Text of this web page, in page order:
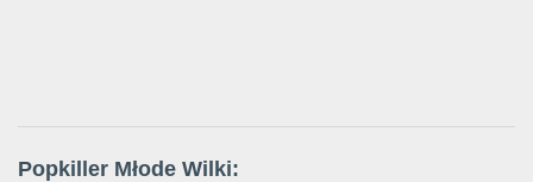
Popkiller Młode Wilki: